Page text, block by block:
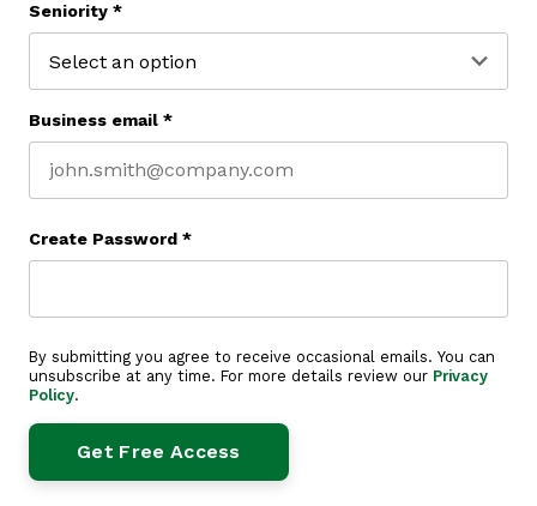
Seniority *
Business email *
Create Password *
By submitting you agree to receive occasional emails. You can
unsubscribe at any time. For more details review our Privacy
Policy.